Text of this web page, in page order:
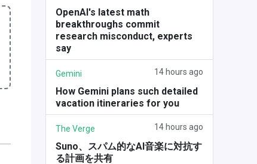
OpenAI's latest math
breakthroughs commit
research misconduct, experts
say
Gemini 14 hours ago
How Gemini plans such detailed
vacation itineraries for you
The Verge 14 hours ago
Suno、スパム的なAI音楽に対抗す
る計画を共有